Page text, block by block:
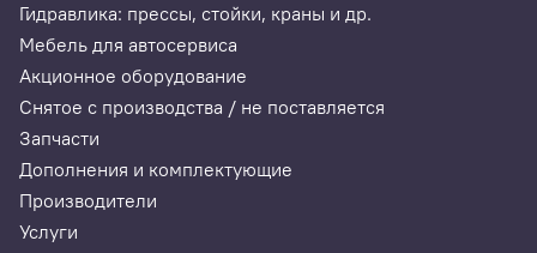
HT7G121
Комбинированные ключи, диапазон размеров: 22-32 мм
Гидравлика: прессы, стойки, краны и др.
Мебель для автосервиса
Акционное оборудование
Снятое с производства / не поставляется
Запчасти
Дополнения и комплектующие
Производители
Услуги